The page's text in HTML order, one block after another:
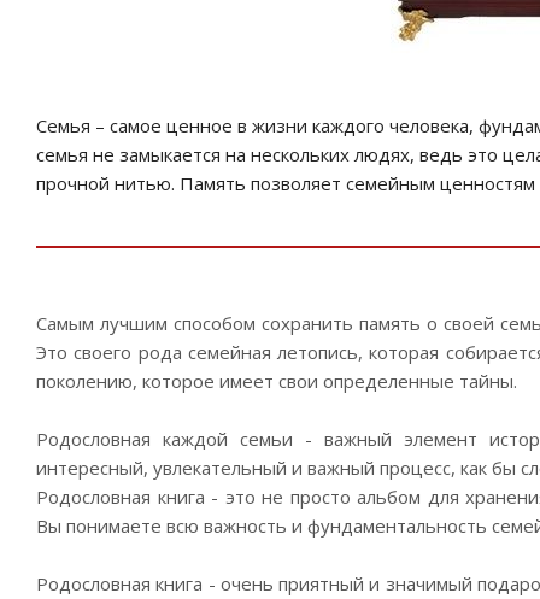
Семья – самое ценное в жизни каждого человека,
семья не замыкается на нескольких людях, ведь это
прочной нитью. Память позволяет семейным ценностям
Самым лучшим способом сохранить память о своей
Это своего рода семейная летопись, которая
поколению, которое имеет свои определенные тайны.
Родословная каждой семьи - важный элемент
интересный, увлекательный и важный процесс, как бы
Родословная книга - это не просто альбом для
Вы понимаете всю важность и фундаментальность
Родословная книга - очень приятный и значимый